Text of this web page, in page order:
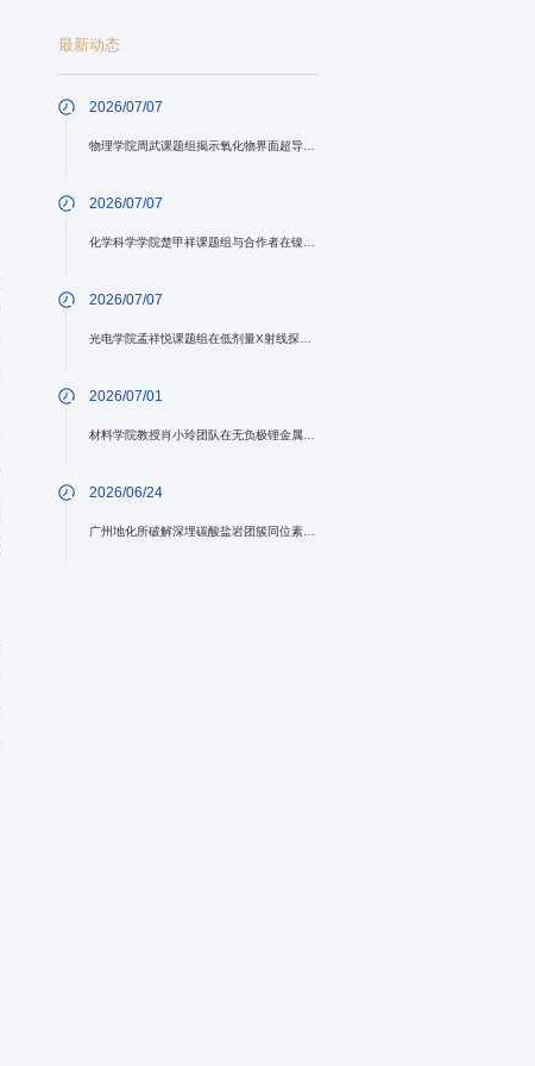
最新动态
2026/07/07
物理学院周武课题组揭示氧化物界面超导配对机制中的局域声子作用
2026/07/07
化学科学学院楚甲祥课题组与合作者在镍氮宾氧化还原化学方面取得进展
2026/07/07
光电学院孟祥悦课题组在低剂量X射线探测与信号解码领域取得新进展
2026/07/01
材料学院教授肖小玲团队在无负极锂金属电池中提出直接/间接预锂化协同调控策略
2026/06/24
广州地化所破解深埋碳酸盐岩团簇同位素异质性难题